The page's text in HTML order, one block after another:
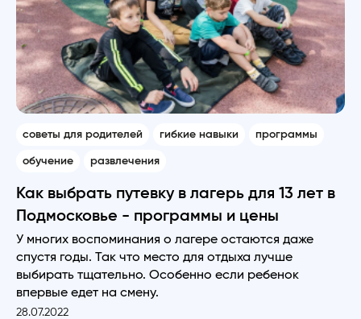
советы для родителей гибкие навыки программы
обучение развлечения
Как выбрать путевку в лагерь для 13 лет в
Подмосковье - программы и цены
У многих воспоминания о лагере остаются даже
спустя годы. Так что место для отдыха лучше
выбирать тщательно. Особенно если ребенок
впервые едет на смену.
28.07.2022